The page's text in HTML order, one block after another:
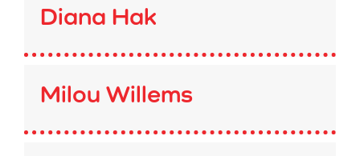
Diana Hak
Milou Willems